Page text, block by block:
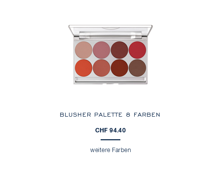
BLUSHER PALETTE 8 FARBEN
CHF 94.40
weitere Farben